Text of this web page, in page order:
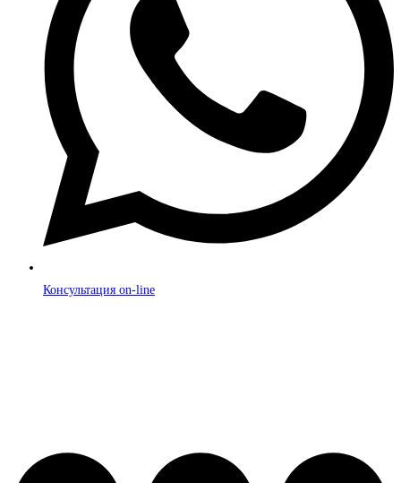
Консультация on-line